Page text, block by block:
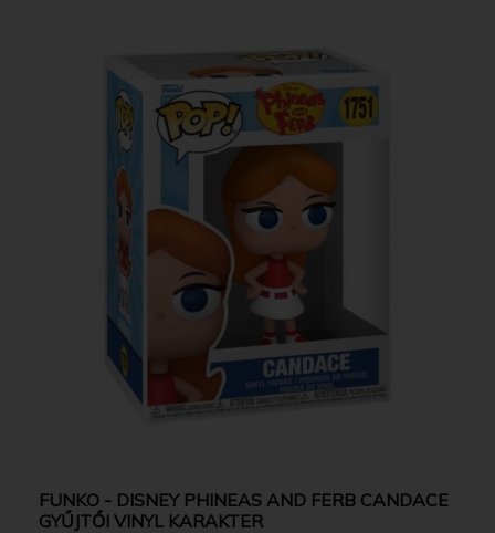
FUNKO - DISNEY PHINEAS AND FERB CANDACE
GYŰJTŐI VINYL KARAKTER